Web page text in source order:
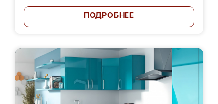
ПОДРОБНЕЕ